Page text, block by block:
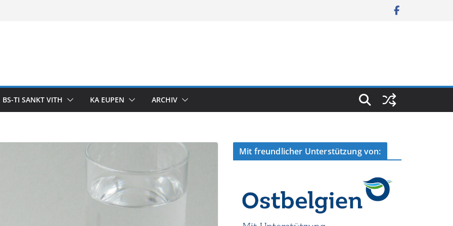
BS-TI SANKT VITH KA EUPEN ARCHIV
Mit freundlicher Unterstützung von: